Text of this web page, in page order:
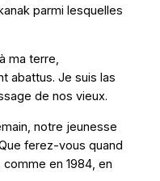
parmi lesquelles
ma terre,
abattus. Je suis las
de nos vieux.
notre jeunesse
ferez-vous quand
en 1984, en